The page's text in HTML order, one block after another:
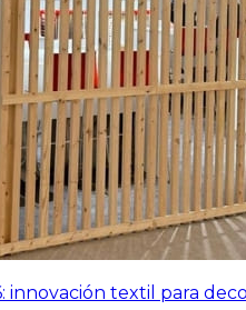
innovación textil para